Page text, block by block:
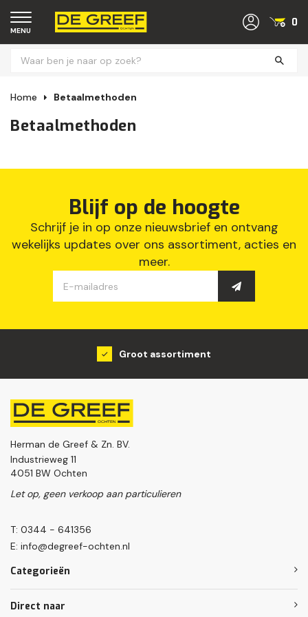
MENU
0
Home Betaalmethoden
Betaalmethoden
Blijf op de hoogte
Schrijf je in op onze nieuwsbrief en ontvang
wekelijks updates over ons assortiment, acties en
meer.
Groot assortiment
Herman de Greef & Zn. BV.
Industrieweg 11
4051 BW Ochten
Let op, geen verkoop aan particulieren
T: 0344 - 641356
E: info@degreef-ochten.nl
Categorieën
Direct naar